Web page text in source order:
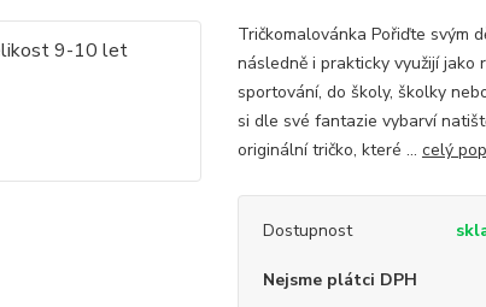
Tričkomalovánka Pořiďte svým
následně i prakticky využijí
sportování, do školy, školky
si dle své fantazie vybarví
originální tričko, které ... celý
Dostupnost
Nejsme plátci DPH